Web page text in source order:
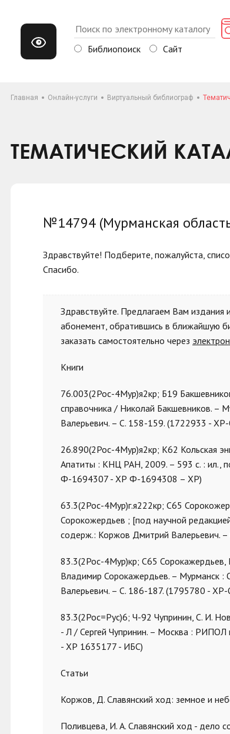
Библиопоиск Сайт
Главная Онлайн-услуги Виртуальный библиограф
ТЕМАТИЧЕСКИЙ
№14794 (Мурманская
Здравствуйте! Подберите, пожалуйста,
Спасибо.
Здравствуйте. Предлагаем Вам
абонемент, обратившись в ближайшую
заказать самостоятельно через
Книги
76.003(2Рос-4Мур)я2кр; Б19
справочника / Николай Бакшевников. –
Валерьевич. – С. 158-159. (1722933 -
26.890(2Рос-4Мур)я2кр; К62 Кольская
Апатиты : КНЦ РАН, 2009. – 593 с. : ил.,
Ф-1694307 - ХР Ф-1694308 – ХР)
63.3(2Рос-4Мур)г.я222кр; С65
Сорокожердьев ; [под научной
содерж.: Коржов Дмитрий
83.3(2Рос-4Мур)кр; С65
Владимир Сорокажердьев. – Мурманск :
Валерьевич. – С. 186-187. (1795780 -
83.3(2Рос=Рус)6; Ч-92 Чупринин, С. И.
- Л / Сергей Чупринин. – Москва : РИПОЛ
- ХР 1635177 - ИБС)
Статьи
Коржов, Д. Славянский ход: земное и
Поливцева, И. А. Славянский ход -